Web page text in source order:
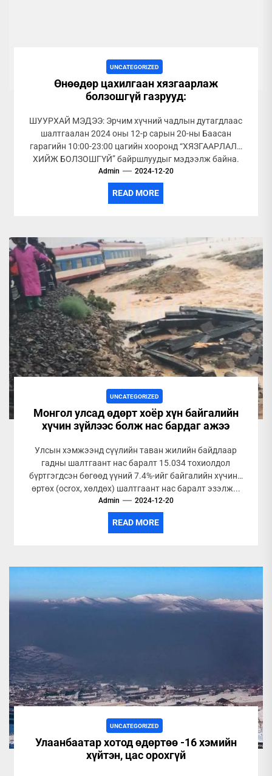
UNCATEGORIZED
Өнөөдөр цахилгаан хязгаарлаж
болзошгүй газрууд:
ШУУРХАЙ МЭДЭЭ: Эрчим хүчний чадлын дутагдлаас
шалтгаалан 2024 оны 12-р сарын 20-ны Баасан
гарагийн 10:00-23:00 цагийн хооронд “ХЯЗГААРЛАЛТ
ХИЙЖ БОЛЗОШГҮЙ” байршлуудыг мэдээлж байна.
Хязгаарлалт хийгдэх...
Admin 2024-12-20
READ MORE
UNCATEGORIZED
Монгол улсад өдөрт хоёр хүн байгалийн
хүчин зүйлээс болж нас бардаг ажээ
Улсын хэмжээнд сүүлийн таван жилийн байдлаар
гадны шалтгаант нас баралт 15.034 тохиолдол
бүртгэгдсэн бөгөөд үүний 7.4%-ийг байгалийн хүчинд
өртөх (ocrox, хөлдөх) шалтгаант нас баралт эзэлж...
Admin 2024-12-20
READ MORE
UNCATEGORIZED
Улаанбаатар хотод өдөртөө -16 хэмийн
хүйтэн, цас орохгүй